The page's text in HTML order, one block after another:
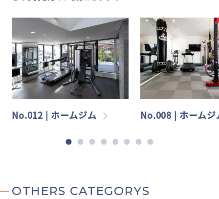
No.012 | ホームジム No.008 | ホームジ
OTHERS CATEGORYS